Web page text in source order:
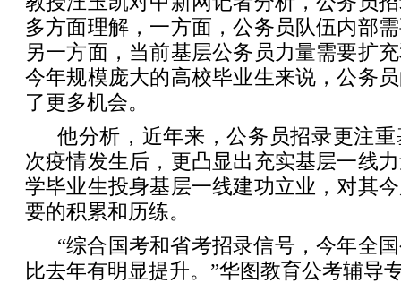
多方面理解，一方面，公务员队伍内部
另一方面，当前基层公务员力量需要扩
今年规模庞大的高校毕业生来说，公务
了更多机会。
他分析，近年来，公务员招录更注
次疫情发生后，更凸显出充实基层一线
学毕业生投身基层一线建功立业，对其
要的积累和历练。
“综合国考和省考招录信号，今年全
比去年有明显提升。”华图教育公考辅导